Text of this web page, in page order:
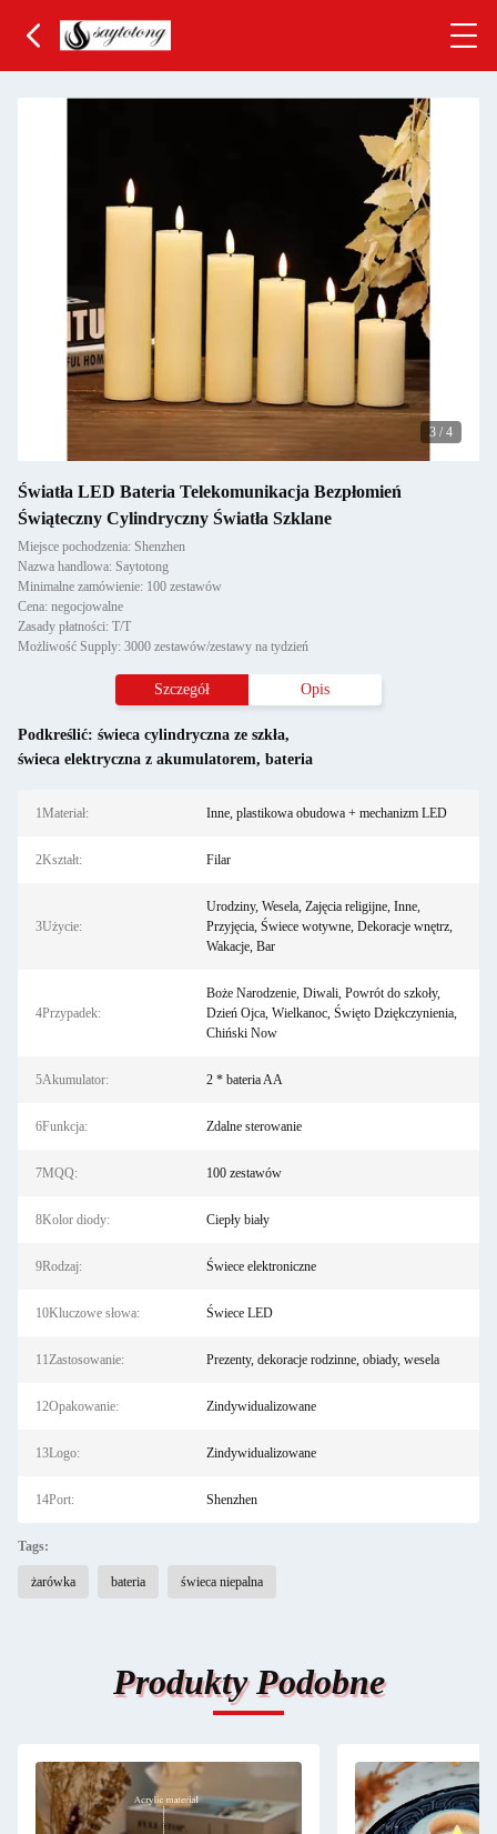
3 / 4
Światła LED Bateria Telekomunikacja Bezpłomień
Świąteczny Cylindryczny Światła Szklane
Miejsce pochodzenia: Shenzhen
Nazwa handlowa: Saytotong
Minimalne zamówienie: 100 zestawów
Cena: negocjowalne
Zasady płatności: T/T
Możliwość Supply: 3000 zestawów/zestawy na tydzień
Szczegół Opis
Podkreślić: świeca cylindryczna ze szkła,
świeca elektryczna z akumulatorem, bateria
1Materiał: Inne, plastikowa obudowa + mechanizm LED
2Kształt: Filar
3Użycie:
Urodziny, Wesela, Zajęcia religijne, Inne,
Przyjęcia, Świece wotywne, Dekoracje wnętrz,
Wakacje, Bar
4Przypadek:
Boże Narodzenie, Diwali, Powrót do szkoły,
Dzień Ojca, Wielkanoc, Święto Dziękczynienia,
Chiński Now
5Akumulator: 2 * bateria AA
6Funkcja: Zdalne sterowanie
7MQQ: 100 zestawów
8Kolor diody: Ciepły biały
9Rodzaj: Świece elektroniczne
10Kluczowe słowa: Świece LED
11Zastosowanie: Prezenty, dekoracje rodzinne, obiady, wesela
12Opakowanie: Zindywidualizowane
13Logo: Zindywidualizowane
14Port: Shenzhen
Tags:
żarówka bateria świeca niepalna
Produkty Podobne